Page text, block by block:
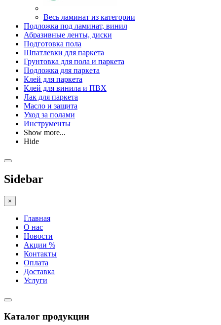
Весь ламинат из категории
Подложка под ламинат, винил
Абразивные ленты, диски
Подготовка пола
Шпатлевки для паркета
Грунтовка для пола и паркета
Подложка для паркета
Клей для паркета
Клей для винила и ПВХ
Лак для паркета
Масло и защита
Уход за полами
Инструменты
Show more...
Hide
Sidebar
×
Главная
О нас
Новости
Акции %
Контакты
Оплата
Доставка
Услуги
Каталог продукции